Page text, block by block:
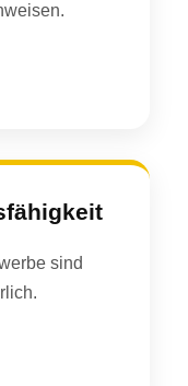
sind